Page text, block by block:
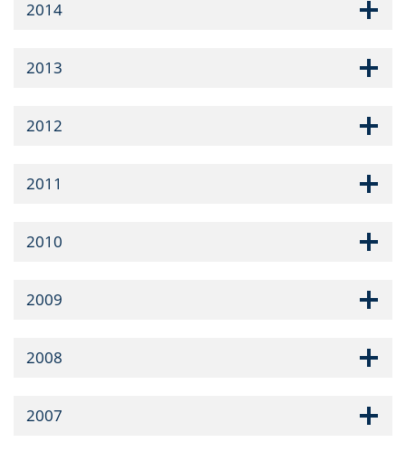
2014
2013
2012
2011
2010
2009
2008
2007